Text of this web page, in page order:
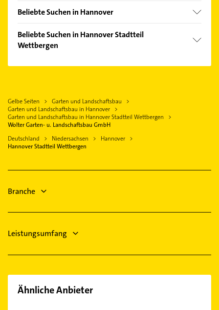
Badenstedt
Bothfeld
Groß Buchholz
Hainholz
Lahe
List
Marienwerder
Misburg-Nord
Vahrenwald
Ronnenberg
Gehrden Hannover
Pattensen
Garbsen
Langenhagen
Beliebte Suchen in Hannover
Putzfrau
Gebäudereinigung
Elektriker
Elektro Reparatur
Schreiner
Zahnarzt
Beliebte Suchen in Hannover Stadtteil
Wettbergen
Elektroinstallation
Elektriker
Zahnarzt
Heizung & Sanitär
Lüftungsanlagen
Gelbe Seiten
Garten und Landschaftsbau
Garten und Landschaftsbau in Hannover
Garten und Landschaftsbau in Hannover Stadtteil Wettbergen
Wolter Garten- u. Landschaftsbau GmbH
Deutschland
Niedersachsen
Hannover
Hannover Stadtteil Wettbergen
Branche
Leistungsumfang
Ähnliche Anbieter